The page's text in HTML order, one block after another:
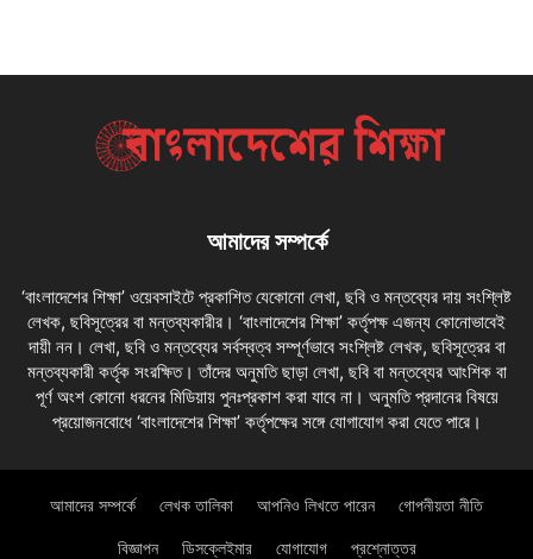
আমাদের সম্পর্কে
‘বাংলাদেশের শিক্ষা’ ওয়েবসাইটে প্রকাশিত যেকোনো লেখা, ছবি ও মন্তব্যের দায় সংশ্লিষ্ট
লেখক, ছবিসূত্রের বা মন্তব্যকারীর। ‘বাংলাদেশের শিক্ষা’ কর্তৃপক্ষ এজন্য কোনোভাবেই
দায়ী নন। লেখা, ছবি ও মন্তব্যের সর্বস্বত্ব সম্পূর্ণভাবে সংশ্লিষ্ট লেখক, ছবিসূত্রের বা
মন্তব্যকারী কর্তৃক সংরক্ষিত। তাঁদের অনুমতি ছাড়া লেখা, ছবি বা মন্তব্যের আংশিক বা
পূর্ণ অংশ কোনো ধরনের মিডিয়ায় পুনঃপ্রকাশ করা যাবে না। অনুমতি প্রদানের বিষয়ে
প্রয়োজনবোধে ‘বাংলাদেশের শিক্ষা’ কর্তৃপক্ষের সঙ্গে যোগাযোগ করা যেতে পারে।
আমাদের সম্পর্কে লেখক তালিকা আপনিও লিখতে পারেন গোপনীয়তা নীতি
বিজ্ঞাপন ডিসক্লেইমার যোগাযোগ প্রশ্নোত্তর